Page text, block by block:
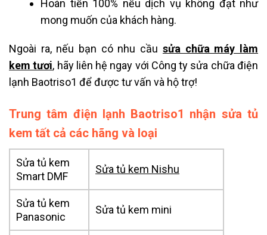
Hoàn tiền 100% nếu dịch vụ không đạt như
mong muốn của khách hàng.
Ngoài ra, nếu bạn có nhu cầu sửa chữa máy làm
kem tươi, hãy liên hệ ngay với Công ty sửa chữa điện
lạnh Baotriso1 để được tư vấn và hộ trợ!
Trung tâm điện lạnh Baotriso1 nhận sửa tủ
kem tất cả các hãng và loại
Sửa tủ kem
Smart DMF
Sửa tủ kem Nishu
Sửa tủ kem
Panasonic
Sửa tủ kem mini